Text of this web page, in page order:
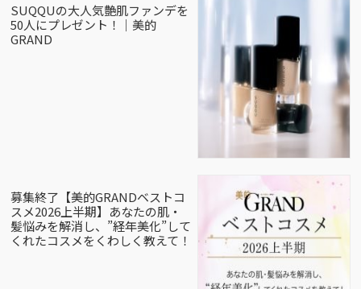
SUQQUの大人気艶肌ファンデを
50人にプレゼント！｜美的
GRAND
募集終了【美的GRANDベストコ
スメ2026上半期】あなたの肌・
髪悩みを解消し、”経年美化”して
くれたコスメをくわしく教えて！